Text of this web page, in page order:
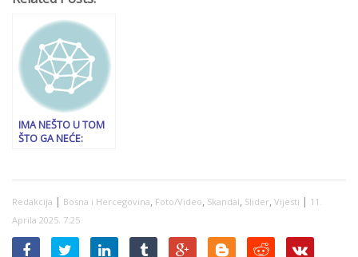
IMA NEŠTO U TOM
ŠTO GA NEĆE:
brine, a vezano je
Dodika
Redakcija | Bosna i Hercegovina, Foto/Video, Skandal, Slider, Vijesti | 11.
Aprila 2025. 7:25